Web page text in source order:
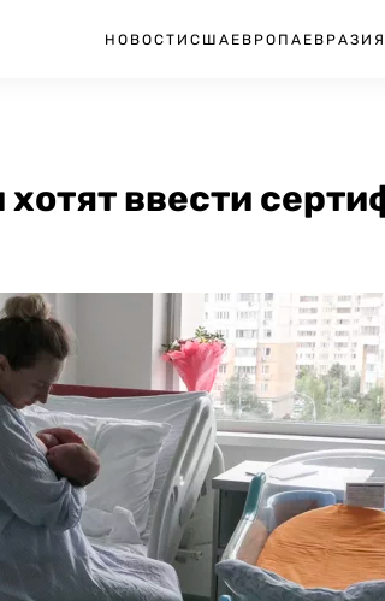
НОВОСТИ США ЕВРОПА ЕВРАЗИЯ
ввести